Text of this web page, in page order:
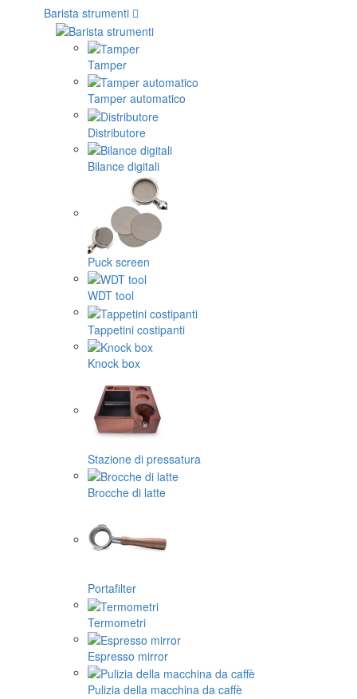
Barista strumenti
Tamper
Tamper automatico
Distributore
Bilance digitali
Puck screen
WDT tool
Tappetini costipanti
Knock box
Stazione di pressatura
Brocche di latte
Portafilter
Termometri
Espresso mirror
Pulizia della macchina da caffè